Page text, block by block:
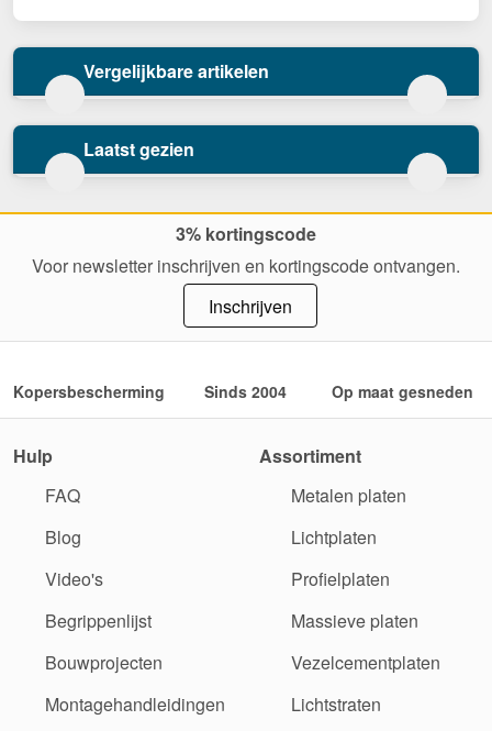
Vergelijkbare artikelen
Laatst gezien
3% kortingscode
Voor newsletter inschrijven en kortingscode ontvangen.
Inschrijven
Kopersbescherming Sinds 2004 Op maat gesneden
Hulp
FAQ
Blog
Video's
Begrippenlijst
Bouwprojecten
Montagehandleidingen
Assortiment
Metalen platen
Lichtplaten
Profielplaten
Massieve platen
Vezelcementplaten
Lichtstraten